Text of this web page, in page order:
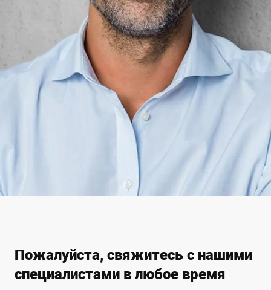
Пожалуйста, свяжитесь с нашими
специалистами в любое время